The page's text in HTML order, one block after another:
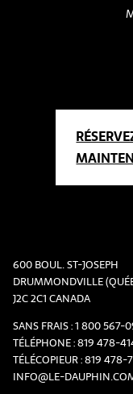
600 BOUL. ST-JOSEPH
DRUMMONDVILLE
J2C 2C1 CANADA
SANS FRAIS :1 800 567-
TÉLÉPHONE :819 478-
TÉLÉCOPIEUR :819 478-
INFO@LE-